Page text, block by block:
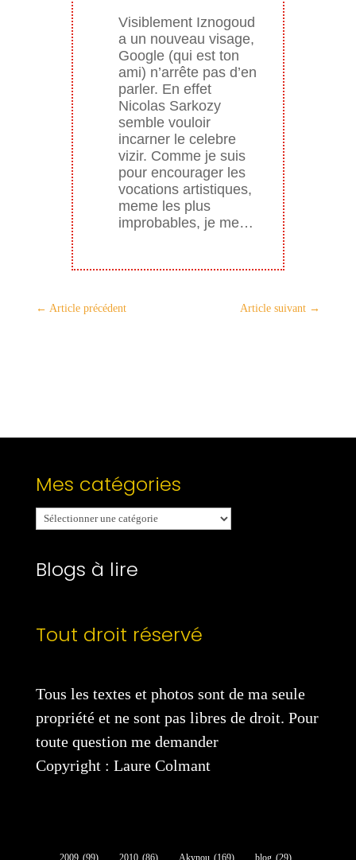
Visiblement Iznogoud
a un nouveau visage,
Google (qui est ton
ami) n’arrête pas d’en
parler. En effet
Nicolas Sarkozy
semble vouloir
incarner le celebre
vizir. Comme je suis
pour encourager les
vocations artistiques,
meme les plus
improbables, je me…
← Article précédent Article suivant →
Mes catégories
Mes
catégories
Blogs à lire
Tout droit réservé
Tous les textes et photos sont de ma seule
propriété et ne sont pas libres de droit. Pour
toute question me demander
Copyright : Laure Colmant
2009 (99) 2010 (86) Akynou (169) blog (29)